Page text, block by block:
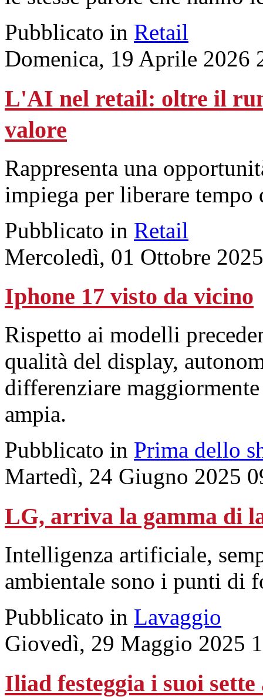
Pubblicato in Retail
Domenica, 19 Aprile 2026
L'AI nel retail: oltre il
valore
Rappresenta una
impiega per liberare
Pubblicato in Retail
Mercoledì, 01 Ottobre
Iphone 17 visto da vicino
Rispetto ai modelli
qualità del display,
differenziare
ampia.
Pubblicato in Prima dello
Martedì, 24 Giugno 2025
LG, arriva la gamma di
Intelligenza artificiale,
ambientale sono i punti di
Pubblicato in Lavaggio
Giovedì, 29 Maggio 2025
Iliad festeggia i suoi